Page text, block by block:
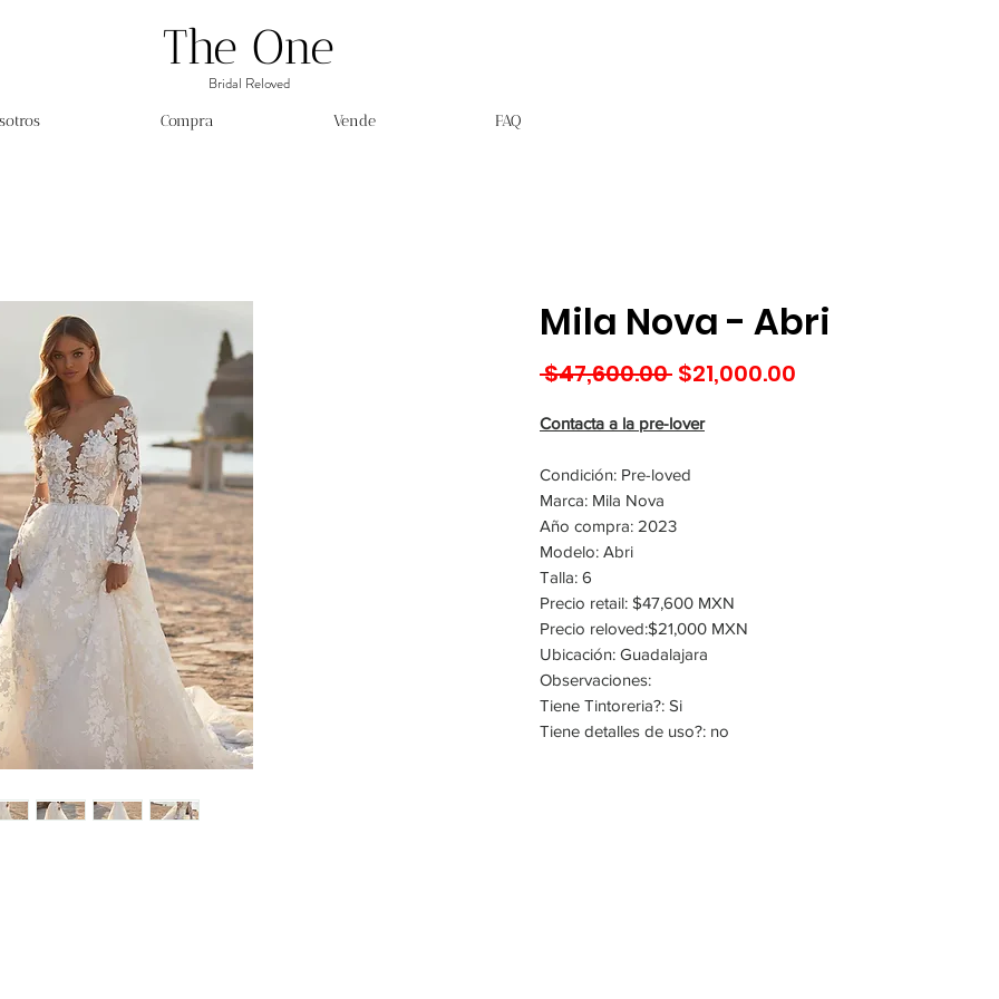
The One
Bridal Reloved
Compra Vende FAQ
Mila Nova - Abri
$47,600.00 Precio
$21,000.00
Contacta a la pre-lover
Condición: Pre-loved
Marca: Mila Nova
Año compra: 2023
Modelo: Abri
Talla: 6
Precio retail: $47,600 MXN
Precio reloved:$21,000 MXN
Ubicación: Guadalajara
Observaciones:
Tiene Tintoreria?: Si
Tiene detalles de uso?: no